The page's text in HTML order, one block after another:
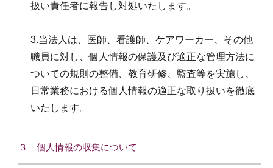
扱い責任者に報告し対処いたします。
3.当法人は、医師、看護師、ケアワーカー、その他
職員に対し、個人情報の保護及び適正な管理方法に
ついての規則の整備、教育研修、監査等を実施し、
日常業務における個人情報の適正な取り扱いを徹底
いたします。
３ 個人情報の収集について